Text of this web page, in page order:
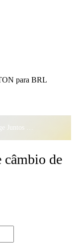
para BRL
Além do Gelo, Vamos Mais Longe Juntos ·$500.000
câmbio de